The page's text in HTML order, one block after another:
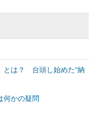
とは？ 台頭し始めた“納
何かの疑問